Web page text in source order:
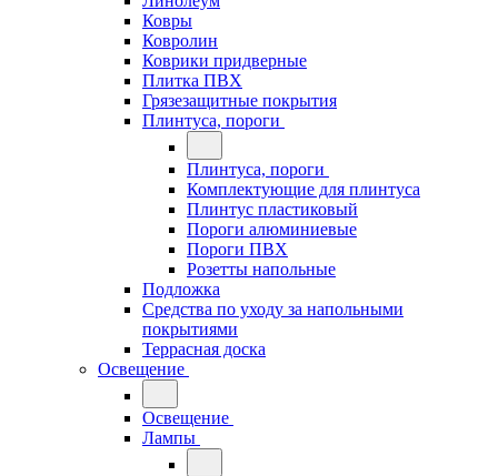
Ковры
Ковролин
Коврики придверные
Плитка ПВХ
Грязезащитные покрытия
Плинтуса, пороги
Плинтуса, пороги
Комплектующие для плинтуса
Плинтус пластиковый
Пороги алюминиевые
Пороги ПВХ
Розетты напольные
Подложка
Средства по уходу за напольными
покрытиями
Террасная доска
Освещение
Освещение
Лампы